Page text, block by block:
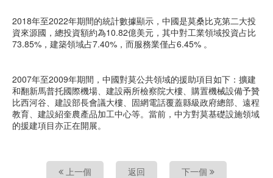
2018年至2022年期間的統計數據顯示，中國是莫桑比克第二大投
資來源國，總投資額約為10.82億美元，其中對工業領域投資占比
73.85%，建築領域占7.40%，而服務業僅占6.45% 。
2007年至2009年期間，中國對莫公共領域的援助項目如下：擴建
和翻新馬普托國際機場、建設兩所檢察院大樓、購置機械設備予贊
比西河谷、建設部長會議大樓、固網電話覆蓋縣級政府總部、遠程
教育、建設紹奎農產品加工中心等。當前，中方對莫基礎設施領域
的援建項目亦正在開展。
上一個 返回 下一個